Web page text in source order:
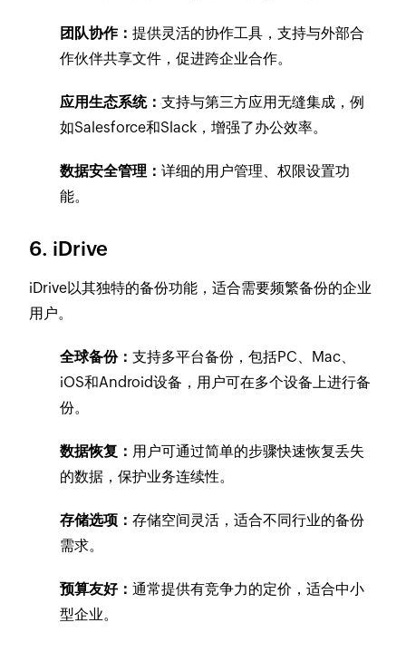
团队协作：提供灵活的协作工具，支持与外部合
作伙伴共享文件，促进跨企业合作。
应用生态系统：支持与第三方应用无缝集成，例
如Salesforce和Slack，增强了办公效率。
数据安全管理：详细的用户管理、权限设置功
能。
6. iDrive
iDrive以其独特的备份功能，适合需要频繁备份的企业
用户。
全球备份：支持多平台备份，包括PC、Mac、
iOS和Android设备，用户可在多个设备上进行备
份。
数据恢复： 用户可通过简单的步骤快速恢复丢失
的数据，保护业务连续性。
存储选项：存储空间灵活，适合不同行业的备份
需求。
预算友好：通常提供有竞争力的定价，适合中小
型企业。